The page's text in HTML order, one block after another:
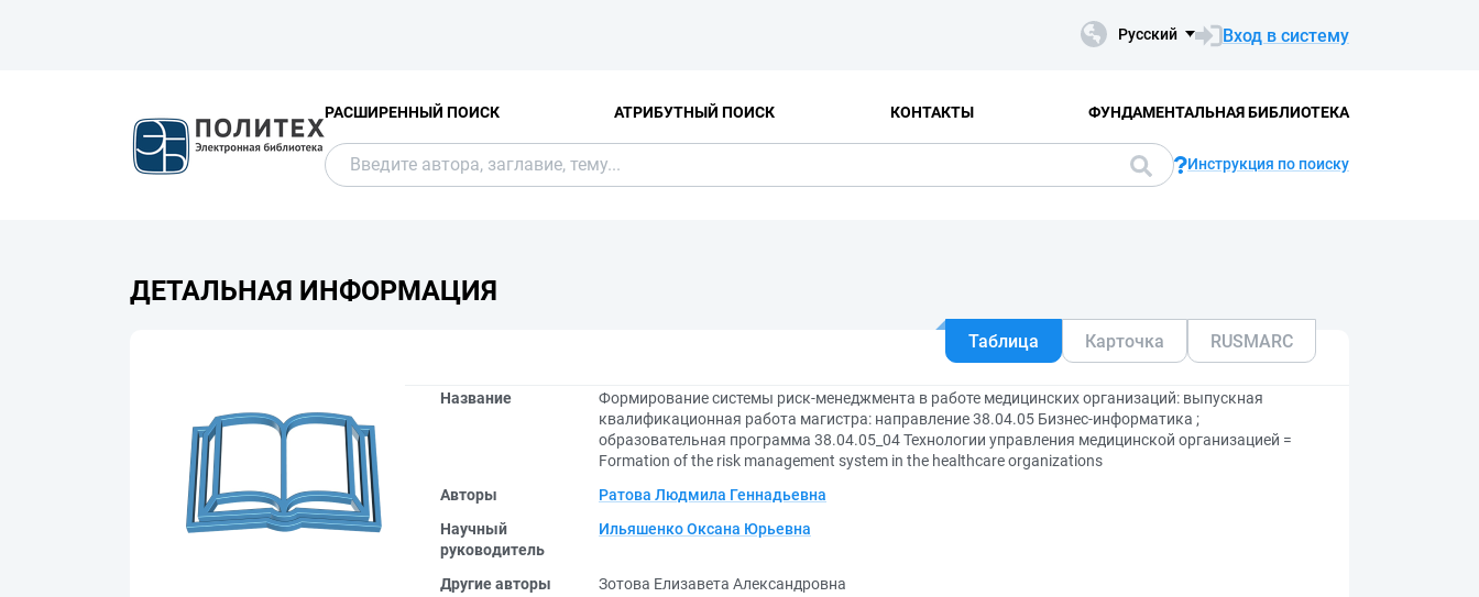
Русский Вход в систему
РАСШИРЕННЫЙ ПОИСК АТРИБУТНЫЙ ПОИСК КОНТАКТЫ ФУНДАМЕНТАЛЬНАЯ БИБЛИОТЕКА
Инструкция по поиску
ДЕТАЛЬНАЯ ИНФОРМАЦИЯ
Таблица Карточка RUSMARC
Название
Формирование системы риск-менеджмента в работе медицинских организаций: выпускная
квалификационная работа магистра: направление 38.04.05 Бизнес-информатика ;
образовательная программа 38.04.05_04 Технологии управления медицинской организацией =
Formation of the risk management system in the healthcare organizations
Авторы
Ратова Людмила Геннадьевна
Научный
руководитель
Ильяшенко Оксана Юрьевна
Другие авторы
Зотова Елизавета Александровна